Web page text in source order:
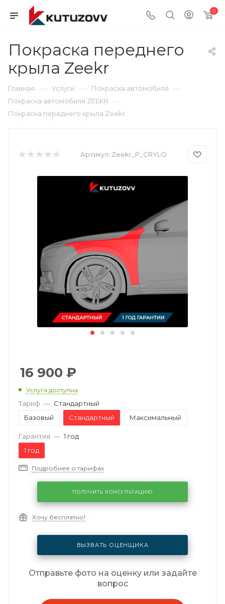
0
Покраска переднего
крыла Zeekr
Главная — Услуги — Покраска автомобиля —
Покраска автомобиля ZEEKR —
Покраска переднего крыла Zeekr
Артикул: Zeekr_P_CRYLO
16 900 ₽
Услуга доступна
Тариф — Стандартный
Базовый
Стандартный Максимальный
Гарантия — 1 год
1 год
Подробнее о тарифах
ПОЛУЧИТЬ КОНСУЛЬТАЦИЮ
Хочу бесплатно!
ВЫЗВАТЬ ОЦЕНЩИКА
Отправьте фото на оценку или задайте
вопрос